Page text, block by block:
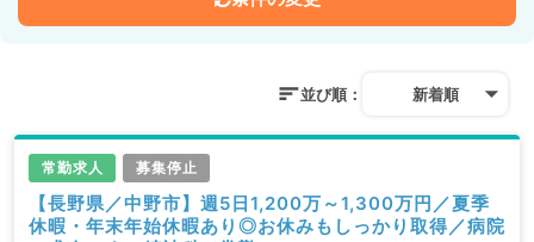
並び順： 新着順
常勤求人 募集停止
【長野県／中野市】週5日1,200万～1,300万円／夏季
休暇・年末年始休暇あり◎お休みもしっかり取得／病院